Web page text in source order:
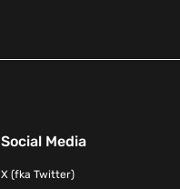
Social Media
X (fka Twitter)